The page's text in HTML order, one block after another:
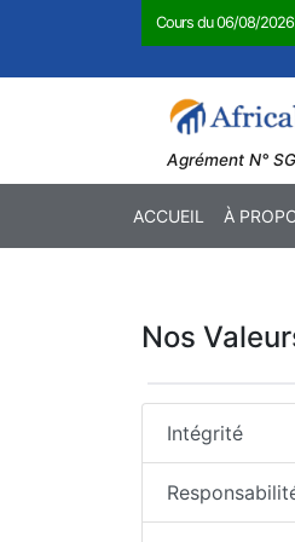
Cours du06/08/2026
Agrément N°
ACCUEIL À
Nos
Intégrité